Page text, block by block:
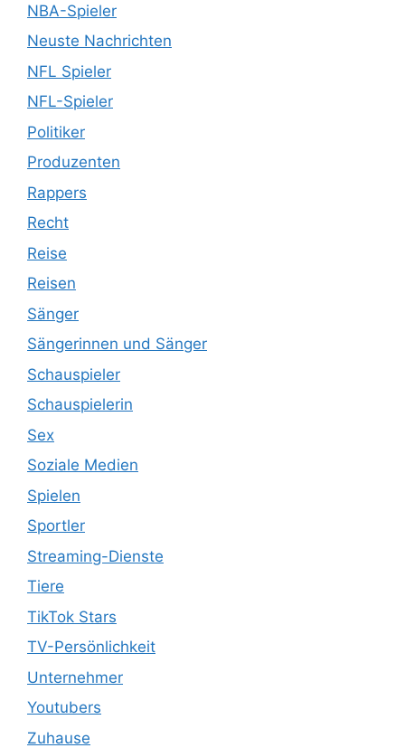
NBA-Spieler
Neuste Nachrichten
NFL Spieler
NFL-Spieler
Politiker
Produzenten
Rappers
Recht
Reise
Reisen
Sänger
Sängerinnen und Sänger
Schauspieler
Schauspielerin
Sex
Soziale Medien
Spielen
Sportler
Streaming-Dienste
Tiere
TikTok Stars
TV-Persönlichkeit
Unternehmer
Youtubers
Zuhause